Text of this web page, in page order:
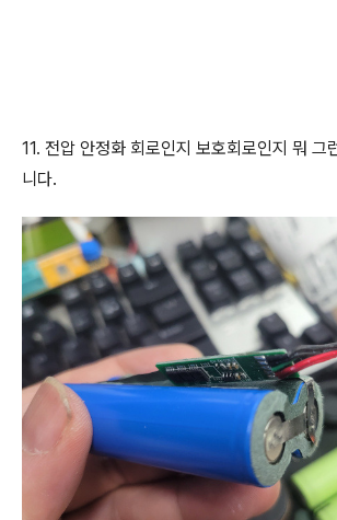
11. 전압 안정화 회로인지 보호회로인지 뭐 그
니다.